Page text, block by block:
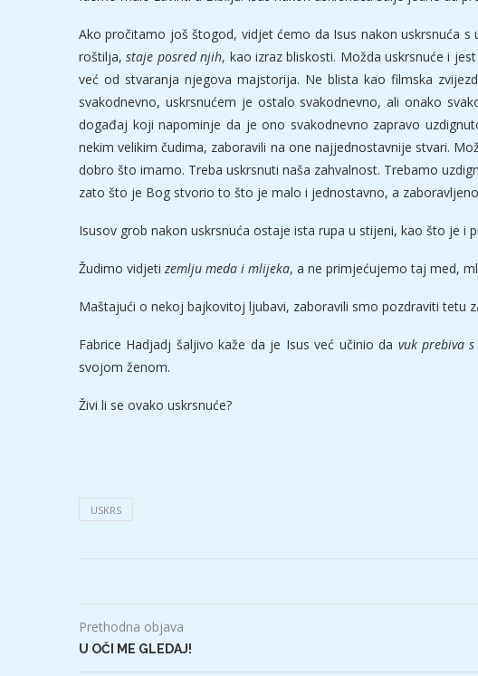
Ako pročitamo još štogod, vidjet ćemo da Isus nakon uskrsnuća
roštilja,staje posred njih, kao izraz bliskosti. Možda uskrsnuće i
već od stvaranja njegova majstorija. Ne blista kao filmska
svakodnevno, uskrsnućem je ostalo svakodnevno, ali onako
događaj koji napominje da je ono svakodnevno zapravo
nekim velikim čudima, zaboravili na one najjednostavnije stvari.
dobro što imamo. Treba uskrsnuti naša zahvalnost. Trebamo
zato što je Bog stvorio to što je malo i jednostavno, a
Isusov grob nakon uskrsnuća ostaje ista rupa u stijeni, kao što je i
Žudimo vidjetizemlju meda i mlijeka, a ne primjećujemo taj med,
Maštajući o nekoj bajkovitoj ljubavi, zaboravili smo pozdraviti tetu
Fabrice Hadjadj šaljivo kaže da je Isus već učinio da vuk prebiva
svojom ženom.
Živi li se ovako uskrsnuće?
USKRS
Prethodna objava
U OČI ME GLEDAJ!